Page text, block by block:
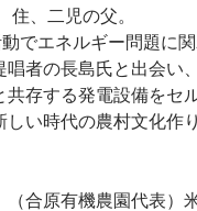
住、二児の父。
でエネルギー問題に
唱者の長島氏と出会い
共存する発電設備をセ
い時代の農村文化作
（合原有機農園代表）